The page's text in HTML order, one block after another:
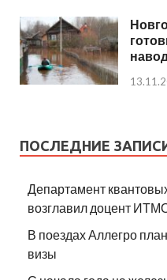
ПОСЛЕДНИЕ
Департамент
возглавил доцент
В поездах Аллегро
визы